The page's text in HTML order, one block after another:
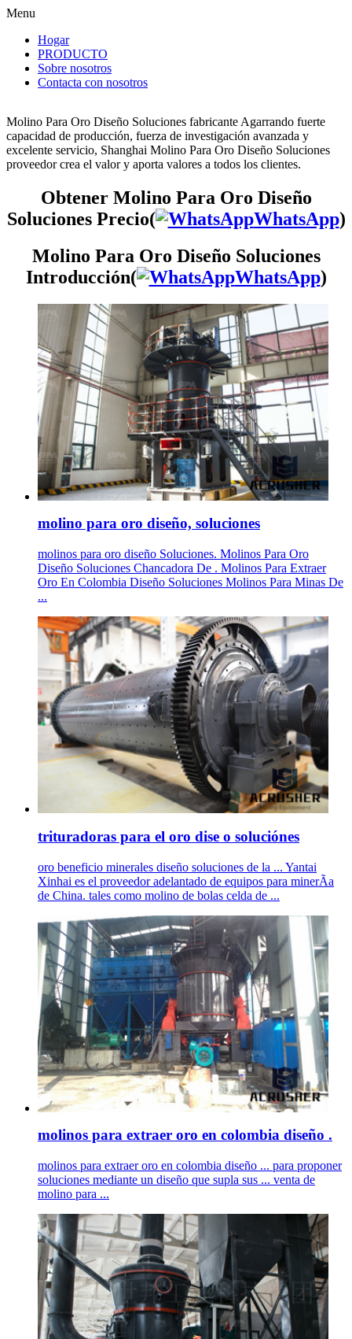
Menu
Hogar
PRODUCTO
Sobre nosotros
Contacta con nosotros
Molino Para Oro Diseño Soluciones fabricante Agarrando fuerte
capacidad de producción, fuerza de investigación avanzada y
excelente servicio, Shanghai Molino Para Oro Diseño Soluciones
proveedor crea el valor y aporta valores a todos los clientes.
Obtener Molino Para Oro Diseño
Soluciones Precio(
WhatsApp)
Molino Para Oro Diseño Soluciones
Introducción(
WhatsApp)
molino para oro diseño, soluciones
molinos para oro diseño Soluciones. Molinos Para Oro
Diseño Soluciones Chancadora De . Molinos Para Extraer
Oro En Colombia Diseño Soluciones Molinos Para Minas De
...
trituradoras para el oro dise o soluciónes
oro beneficio minerales diseño soluciones de la ... Yantai
Xinhai es el proveedor adelantado de equipos para minerÃa
de China. tales como molino de bolas celda de ...
molinos para extraer oro en colombia diseño .
molinos para extraer oro en colombia diseño ... para proponer
soluciones mediante un diseño que supla sus ... venta de
molino para ...